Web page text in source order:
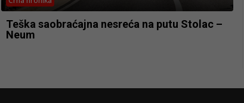
Teška saobraćajna nesreća na putu Stolac –
Neum